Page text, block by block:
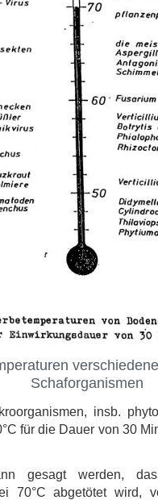
Schaforganismen
insb.
für die Dauer von 30
gesagt werden,
70°C abgetötet wird,